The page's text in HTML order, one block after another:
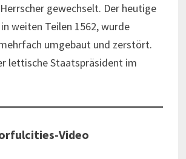
gewechselt. Der heutige
weiten Teilen 1562, wurde
umgebaut und zerstört.
lettische Staatspräsident im
Video